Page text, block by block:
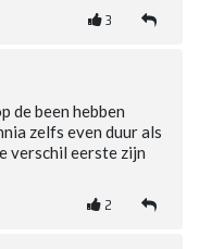
3
de been hebben
zelfs even duur als
verschil eerste zijn
2